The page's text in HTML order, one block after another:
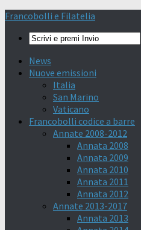
Francobolli e Filatelia
News
Nuove emissioni
Italia
San Marino
Vaticano
Francobolli codice a barre
Annate 2008-2012
Annata 2008
Annata 2009
Annata 2010
Annata 2011
Annata 2012
Annate 2013-2017
Annata 2013